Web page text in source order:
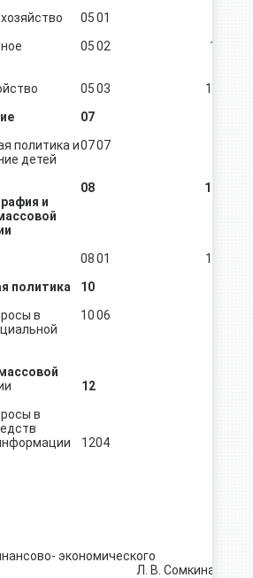
0501
0502 1 050,8
0503
12939,0
07
политика и
детей
0707
и
08 11510,3
0801
11510,3
политика 10
в
1006
12
в
1204
экономического
Л. В. Сомкина